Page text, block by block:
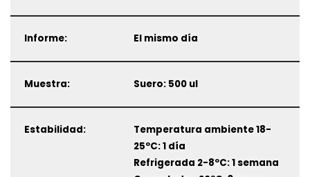
Informe: El mismo día
Muestra: Suero: 500 ul
Estabilidad:
Temperatura ambiente 18-
25ºC: 1 día
Refrigerada 2-8ºC: 1 semana